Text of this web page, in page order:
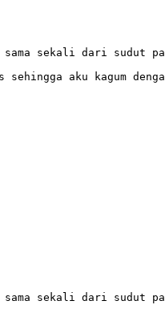
sama sekali dari sudut
sehingga aku kagum
sama sekali dari sudut